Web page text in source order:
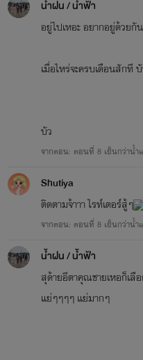
สาวน้อยตีนดอยที่จับพลัดจั
น้ำฝน / น้ำฟ้า
อยู่ไปเหอะ อยากอยู่ด้วยกั
เมื่อไหร่จะครบเดือนสักที
บัว
จากตอน: ตอนที่ 8 เย็นกว่าน้ำ
Shutiya
ติดตามจ้าาา ไรท์เตอร์สู้ๆ
จากตอน: ตอนที่ 8 เย็นกว่าน้ำ
น้ำฝน / น้ำฟ้า
สุด้ายอีตาคุณชายเหอก็เลื
แย่ๆๆๆๆ แย่มากๆ